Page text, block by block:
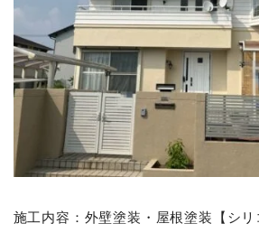
施工内容：外壁塗装・屋根塗装【シ